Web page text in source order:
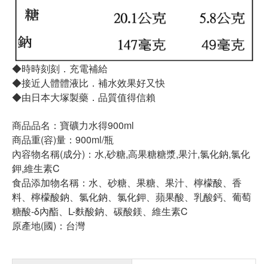
◆時時刻刻．充電補給
◆接近人體體液比．補水效果好又快
◆由日本大塚製藥．品質值得信賴
商品品名：寶礦力水得900ml
商品重(容)量：900ml/瓶
內容物名稱(成分)：水,砂糖,高果糖糖漿,果汁,氯化鈉,氯化
鉀,維生素C
食品添加物名稱：水、砂糖、果糖、果汁、檸檬酸、香
料、檸檬酸鈉、氯化鈉、氯化鉀、蘋果酸、乳酸鈣、葡萄
糖酸-δ內酯、L-麩酸鈉、碳酸鎂、維生素C
原產地(國)：台灣